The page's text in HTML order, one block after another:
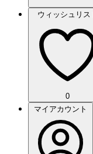
ウィッシュリス
0
マイアカウント